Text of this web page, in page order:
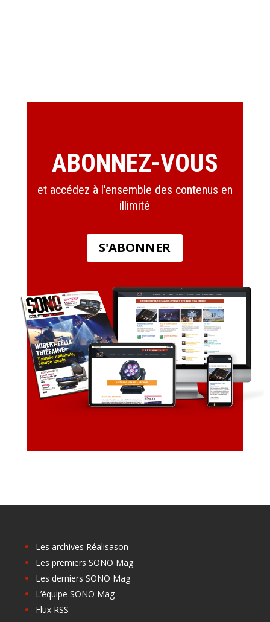
ABONNEZ-VOUS
et accédez à l'ensemble des contenus en
illimité
S'ABONNER
Les archives Réalisason
Les premiers SONO Mag
Les derniers SONO Mag
L’équipe SONO Mag
Flux RSS